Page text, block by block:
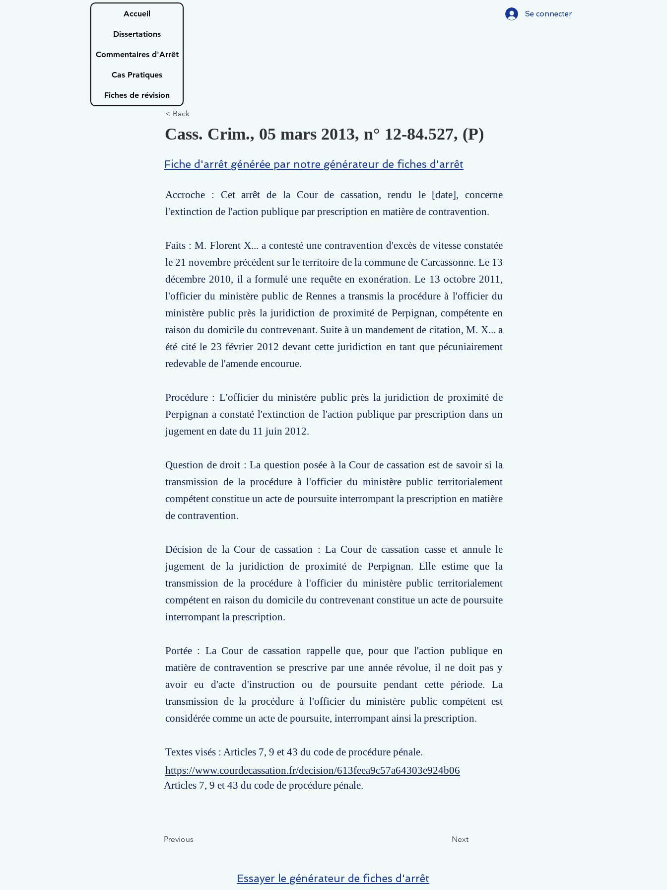
Accueil
Dissertations
Commentaires d'Arrêt
Cas Pratiques
Fiches de révision
Se connecter
< Back
Cass. Crim., 05 mars 2013, n° 12-84.527, (P)
Fiche d'arrêt générée par notre générateur de fiches d'arrêt
Accroche : Cet arrêt de la Cour de cassation, rendu le [date], concerne
l'extinction de l'action publique par prescription en matière de contravention.
Faits : M. Florent X... a contesté une contravention d'excès de vitesse constatée
le 21 novembre précédent sur le territoire de la commune de Carcassonne. Le 13
décembre 2010, il a formulé une requête en exonération. Le 13 octobre 2011,
l'officier du ministère public de Rennes a transmis la procédure à l'officier du
ministère public près la juridiction de proximité de Perpignan, compétente en
raison du domicile du contrevenant. Suite à un mandement de citation, M. X... a
été cité le 23 février 2012 devant cette juridiction en tant que pécuniairement
redevable de l'amende encourue.
Procédure : L'officier du ministère public près la juridiction de proximité de
Perpignan a constaté l'extinction de l'action publique par prescription dans un
jugement en date du 11 juin 2012.
Question de droit : La question posée à la Cour de cassation est de savoir si la
transmission de la procédure à l'officier du ministère public territorialement
compétent constitue un acte de poursuite interrompant la prescription en matière
de contravention.
Décision de la Cour de cassation : La Cour de cassation casse et annule le
jugement de la juridiction de proximité de Perpignan. Elle estime que la
transmission de la procédure à l'officier du ministère public territorialement
compétent en raison du domicile du contrevenant constitue un acte de poursuite
interrompant la prescription.
Portée : La Cour de cassation rappelle que, pour que l'action publique en
matière de contravention se prescrive par une année révolue, il ne doit pas y
avoir eu d'acte d'instruction ou de poursuite pendant cette période. La
transmission de la procédure à l'officier du ministère public compétent est
considérée comme un acte de poursuite, interrompant ainsi la prescription.
Textes visés : Articles 7, 9 et 43 du code de procédure pénale.
https://www.courdecassation.fr/decision/613feea9c57a64303e924b06
Articles 7, 9 et 43 du code de procédure pénale.
Previous Next
Essayer le générateur de fiches d'arrêt